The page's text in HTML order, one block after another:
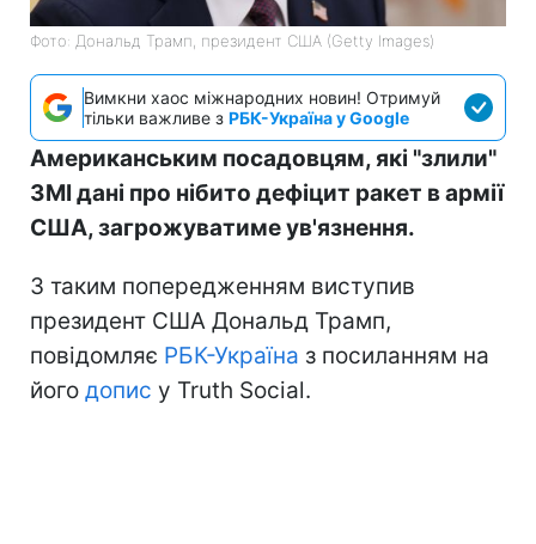
Фото: Дональд Трамп, президент США (Getty Images)
Вимкни хаос міжнародних новин! Отримуй
тільки важливе з РБК-Україна у Google
Американським посадовцям, які "злили"
ЗМІ дані про нібито дефіцит ракет в армії
США, загрожуватиме ув'язнення.
З таким попередженням виступив
президент США Дональд Трамп,
повідомляє РБК-Україна з посиланням на
його допис у Truth Social.